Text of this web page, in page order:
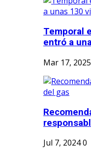
Temporal
entró a
Mar 17, 2025
Jul 7, 20240